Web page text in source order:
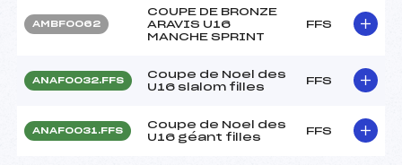
AMBF0062
COUPE DE BRONZE
ARAVIS U16
MANCHE SPRINT
FFS
ANAF0032.FFS
Coupe de Noel des
U16 slalom filles
FFS
ANAF0031.FFS
Coupe de Noel des
U16 géant filles
FFS